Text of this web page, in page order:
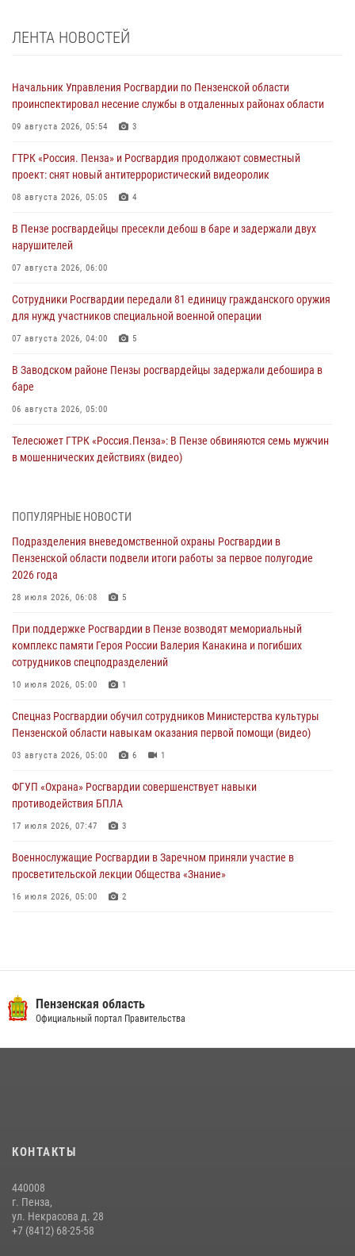
ЛЕНТА НОВОСТЕЙ
Начальник Управления Росгвардии по Пензенской области
проинспектировал несение службы в отдаленных районах области
09 августа 2026, 05:54 3
ГТРК «Россия. Пенза» и Росгвардия продолжают совместный
проект: снят новый антитеррористический видеоролик
08 августа 2026, 05:05 4
В Пензе росгвардейцы пресекли дебош в баре и задержали двух
нарушителей
07 августа 2026, 06:00
Сотрудники Росгвардии передали 81 единицу гражданского оружия
для нужд участников специальной военной операции
07 августа 2026, 04:00 5
В Заводском районе Пензы росгвардейцы задержали дебошира в
баре
06 августа 2026, 05:00
Телесюжет ГТРК «Россия.Пенза»: В Пензе обвиняются семь мужчин
в мошеннических действиях (видео)
В Заречном росгвардейцы почтили память легендарного генерала
05 августа 2026, 07:00
Сотрудники пензенского ОМОН «Страж» познакомили участников
сборов «Гвардеец» с вооружением и техникой Росгвардии
В Пензе сотрудники Росгвардии оказали помощь
дезориентированному пенсионеру
05 августа 2026, 04:00
В Пензе при силовой поддержке Росгвардии пресечена
деятельность ОПГ, маскировавшейся под реабилитационный центр
(видео)
ПОПУЛЯРНЫЕ НОВОСТИ
Подразделения вневедомственной охраны Росгвардии в
Пензенской области подвели итоги работы за первое полугодие
2026 года
28 июля 2026, 06:08 5
При поддержке Росгвардии в Пензе возводят мемориальный
комплекс памяти Героя России Валерия Канакина и погибших
сотрудников спецподразделений
10 июля 2026, 05:00 1
Спецназ Росгвардии обучил сотрудников Министерства культуры
Пензенской области навыкам оказания первой помощи (видео)
03 августа 2026, 05:00 6 1
ФГУП «Охрана» Росгвардии совершенствует навыки
противодействия БПЛА
17 июля 2026, 07:47 3
Военнослужащие Росгвардии в Заречном приняли участие в
просветительской лекции Общества «Знание»
16 июля 2026, 05:00 2
Интервью с сотрудником службы ОМОН: как проходит день на
службе
Пучков посетил 55-й Всероссийский Лермонтовский праздник
11 июля 2026, 10:00
В Пензе сотрудники Росгвардии обезвредили артиллерийский
Пензенская область
Официальный портал Правительства
КОНТАКТЫ
440008
г. Пенза,
ул. Некрасова д. 28
+7 (8412) 68-25-58